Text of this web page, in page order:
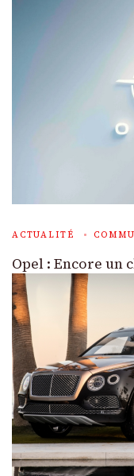
ACTUALITÉ
Opel : Encore un